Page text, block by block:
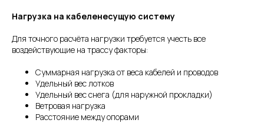
Нагрузка на кабеленесущую систему
Для точного расчёта нагрузки требуется учесть все
воздействующие на трассу факторы:
Суммарная нагрузка от веса кабелей и проводов
Удельный вес лотков
Удельный вес снега (для наружной прокладки)
Ветровая нагрузка
Расстояние между опорами